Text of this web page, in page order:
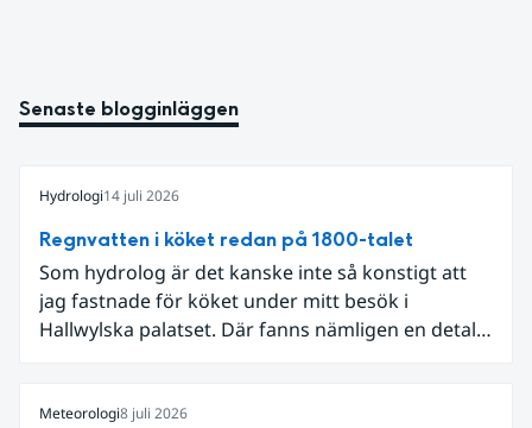
Senaste blogginläggen
Hydrologi14 juli 2026
Regnvatten i köket redan på 1800-talet
Som hydrolog är det kanske inte så konstigt att
jag fastnade för köket under mitt besök i
Hallwylska palatset. Där fanns nämligen en detalj
Meteorologi8 juli 2026